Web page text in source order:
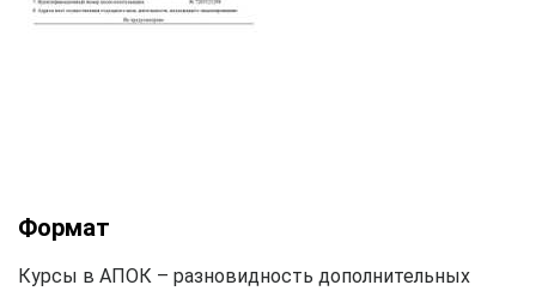
Формат
Курсы в АПОК – разновидность дополнительных